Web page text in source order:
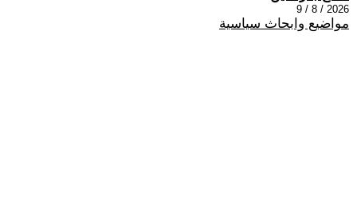
2026 / 8 / 9
مواضيع وابحاث سياسية